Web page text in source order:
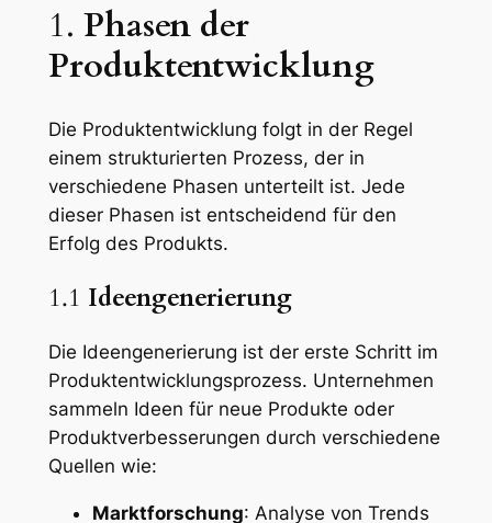
1. Phasen der
Produktentwicklung
Die Produktentwicklung folgt in der Regel
einem strukturierten Prozess, der in
verschiedene Phasen unterteilt ist. Jede
dieser Phasen ist entscheidend für den
Erfolg des Produkts.
1.1 Ideengenerierung
Die Ideengenerierung ist der erste Schritt im
Produktentwicklungsprozess. Unternehmen
sammeln Ideen für neue Produkte oder
Produktverbesserungen durch verschiedene
Quellen wie:
Marktforschung: Analyse von Trends